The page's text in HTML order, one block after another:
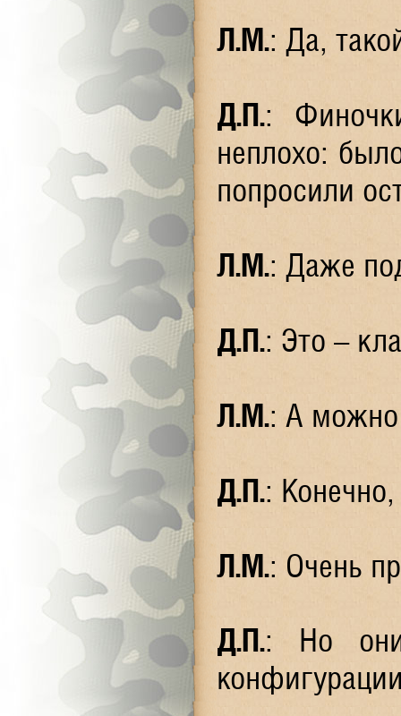
Л.М.: Да,
Д.П.:
неплохо:
попросили
Л.М.: Даже
Д.П.: Это –
Л.М.: А можно
Д.П.:
Л.М.: Очень
Д.П.: Но